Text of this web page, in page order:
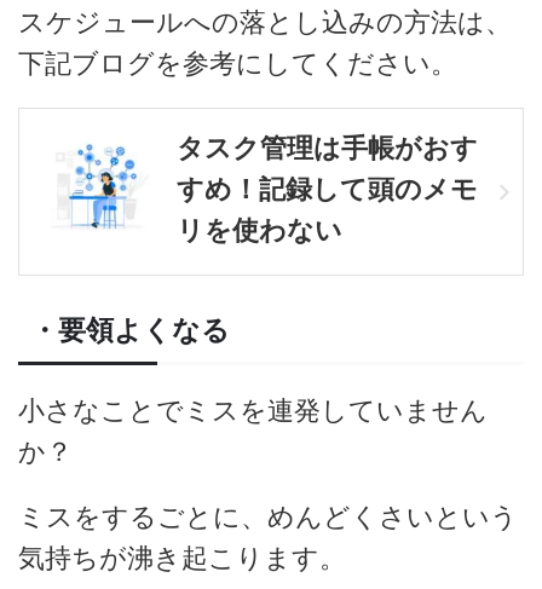
スケジュールへの落とし込みの方法は、
下記ブログを参考にしてください。
タスク管理は手帳がおす
すめ！記録して頭のメモ
リを使わない
・要領よくなる
小さなことでミスを連発していません
か？
ミスをするごとに、めんどくさいという
気持ちが沸き起こります。